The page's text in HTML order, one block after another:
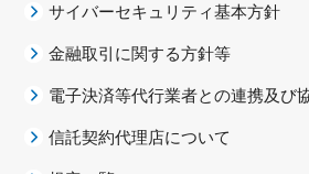
サイバーセキュリティ基本方針
金融取引に関する方針等
電子決済等代行業者との連携及び
信託契約代理店について